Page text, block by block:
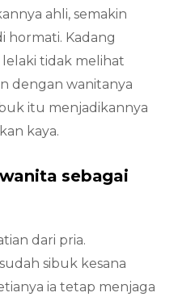
ahli, semakin
hormati. Kadang
lelaki tidak melihat
dengan wanitanya
itu menjadikannya
kaya.
sebagai
dari pria.
sibuk kesana
ia tetap menjaga